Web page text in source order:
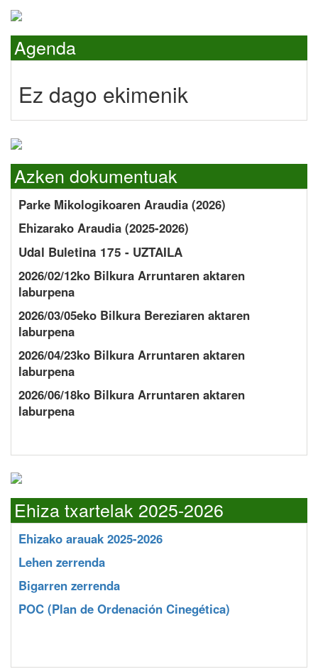
Agenda
Ez dago ekimenik
Azken dokumentuak
Parke Mikologikoaren Araudia (2026)
Ehizarako Araudia (2025-2026)
Udal Buletina 175 - UZTAILA
2026/02/12ko Bilkura Arruntaren aktaren
laburpena
2026/03/05eko Bilkura Bereziaren aktaren
laburpena
2026/04/23ko Bilkura Arruntaren aktaren
laburpena
2026/06/18ko Bilkura Arruntaren aktaren
laburpena
Ehiza txartelak 2025-2026
Ehizako arauak 2025-2026
Lehen zerrenda
Bigarren zerrenda
POC (Plan de Ordenación Cinegética)